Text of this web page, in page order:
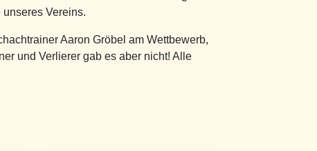
Vereins.
Aaron Gröbel am Wettbewerb,
und Verlierer gab es aber nicht! Alle